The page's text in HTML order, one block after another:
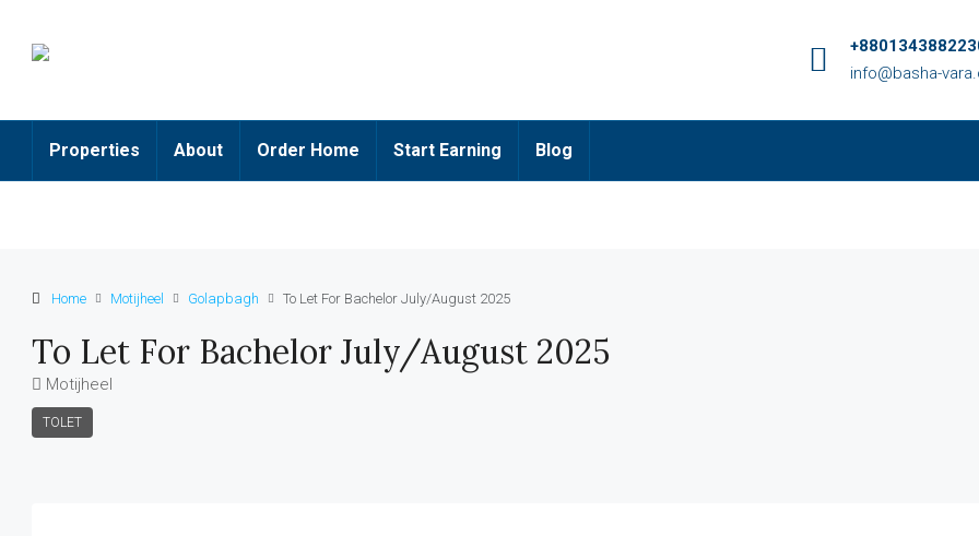
info@basha-
Properties About Order Home Start Earning Blog
Home Motijheel Golapbagh To Let For Bachelor July/August 2025
To Let For Bachelor July/August 2025
Motijheel
TOLET